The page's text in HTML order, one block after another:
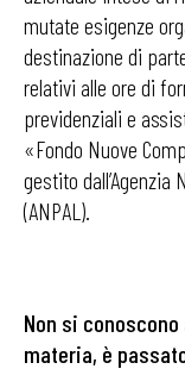
mutate esigenze
destinazione di
relativi alle ore di
previdenziali e
«Fondo Nuove
gestito dall’Agenzia
(ANPAL).
Non si
materia, è